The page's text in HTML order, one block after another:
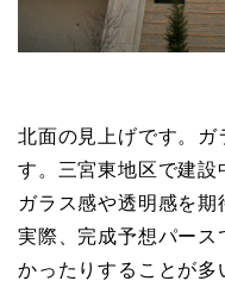
北面の見上げです。
す。三宮東地区で建
ガラス感や透明感を
実際、完成予想パー
かったりすることが多